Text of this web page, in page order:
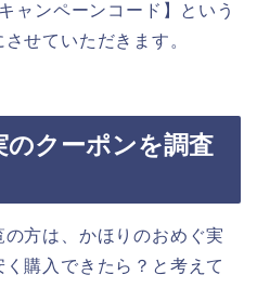
ャンペーンコード】という
せていただきます。
クーポンを調査
方は、かほりのおめぐ実
購入できたら？と考えて